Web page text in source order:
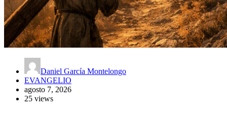
Daniel García Montelongo
EVANGELIO
agosto 7, 2026
25 views